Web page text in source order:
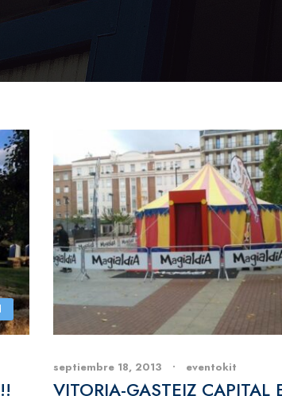
septiembre 18, 2013 • eventokit
VITORIA-GASTEIZ CAPITAL